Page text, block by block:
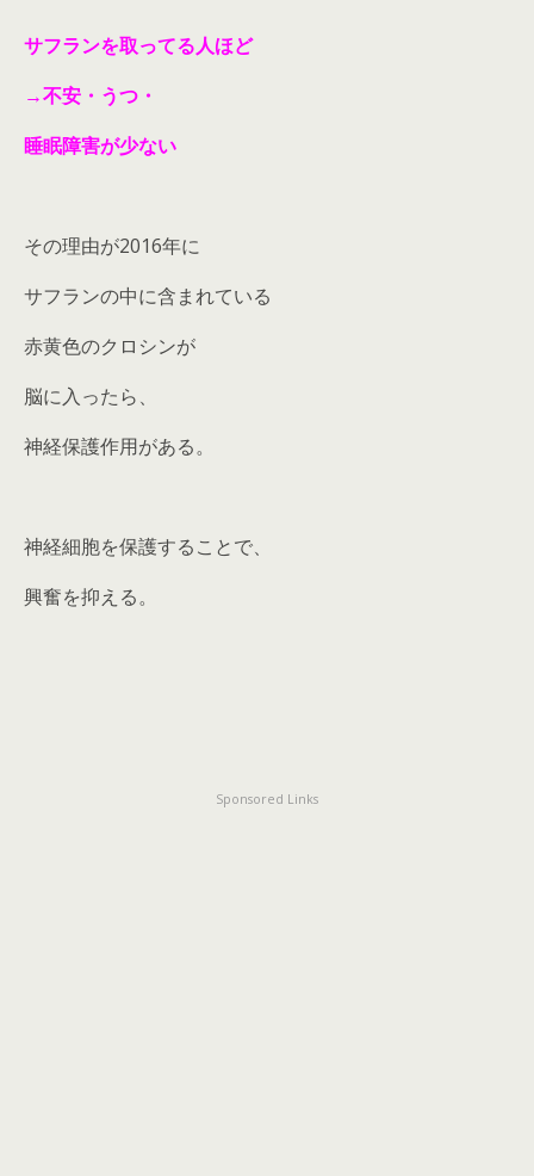
サフランを取ってる人ほど
→不安・うつ・
睡眠障害が少ない
その理由が2016年に
サフランの中に含まれている
赤黄色のクロシンが
脳に入ったら、
神経保護作用がある。
神経細胞を保護することで、
興奮を抑える。
Sponsored Links